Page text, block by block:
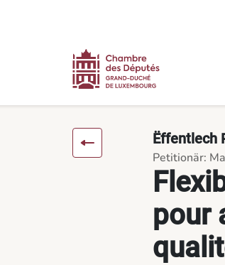
pour
Ëffentlech
Petitionär: